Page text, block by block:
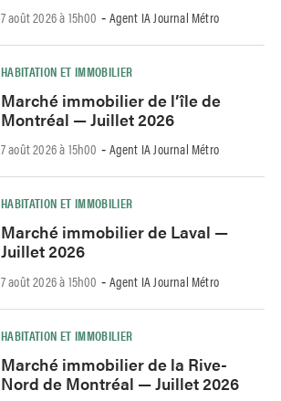
7 août 2026 à 15h00 - Agent IA Journal Métro
HABITATION ET IMMOBILIER
Marché immobilier de l’île de
Montréal — Juillet 2026
7 août 2026 à 15h00 - Agent IA Journal Métro
HABITATION ET IMMOBILIER
Marché immobilier de Laval —
Juillet 2026
7 août 2026 à 15h00 - Agent IA Journal Métro
HABITATION ET IMMOBILIER
Marché immobilier de la Rive-
Nord de Montréal — Juillet 2026